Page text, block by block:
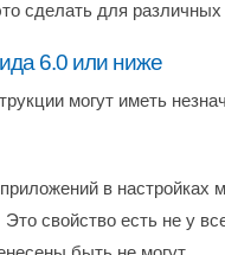
сделать для
6.0 или ниже
могут иметь
в настройках
свойство есть не у